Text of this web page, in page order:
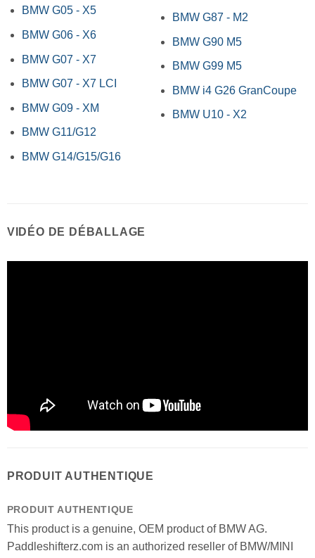
BMW G05 - X5
BMW G06 - X6
BMW G07 - X7
BMW G07 - X7 LCI
BMW G09 - XM
BMW G11/G12
BMW G14/G15/G16
BMW G87 - M2
BMW G90 M5
BMW G99 M5
BMW i4 G26 GranCoupe
BMW U10 - X2
VIDÉO DE DÉBALLAGE
PRODUIT AUTHENTIQUE
PRODUIT AUTHENTIQUE
This product is a genuine, OEM product of BMW AG.
Paddleshifterz.com is an authorized reseller of BMW/MINI